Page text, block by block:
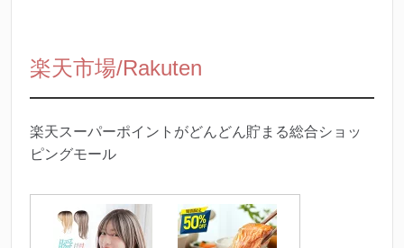
楽天市場/Rakuten
楽天スーパーポイントがどんどん貯まる総合ショッ
ピングモール